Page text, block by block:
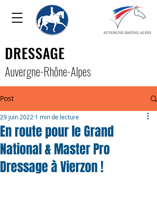
DRESSAGE
Auvergne-Rhône-Alpes
Post
En route pour le Grand
National & Master Pro
Dressage à Vierzon !
29 juin 2022 1 min de lecture